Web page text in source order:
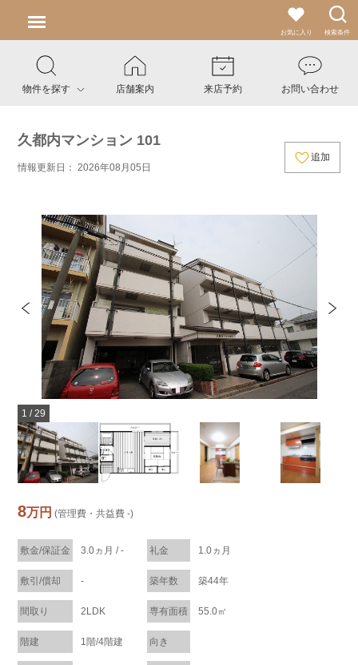
お気に入り 検索条件
物件を探す 店舗案内 来店予約 お問い合わせ
久都内マンション 101
情報更新日： 2026年08月05日
追加
1 /29
8万円 (管理費・共益費 -)
敷金/保証金 3.0ヵ月 / - 礼金 1.0ヵ月
敷引/償却 - 築年数 築44年
間取り 2LDK 専有面積 55.0㎡
階建 1階/4階建 向き